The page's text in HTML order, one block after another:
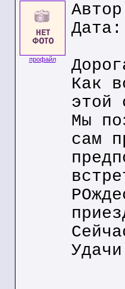
профайл
Как
этой
Мы
сам